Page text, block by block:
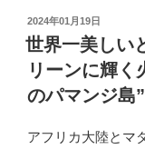
POSTED
ON
2024年01月19日
世界一美しい
リーンに輝く
のパマンジ島
アフリカ大陸とマ